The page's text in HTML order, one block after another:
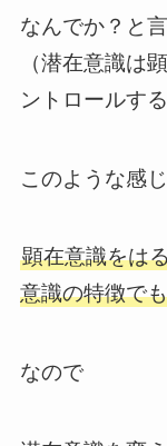
なんでか？と
（潜在意識は
ントロールす
このような感
顕在意識をは
意識の特徴で
なので